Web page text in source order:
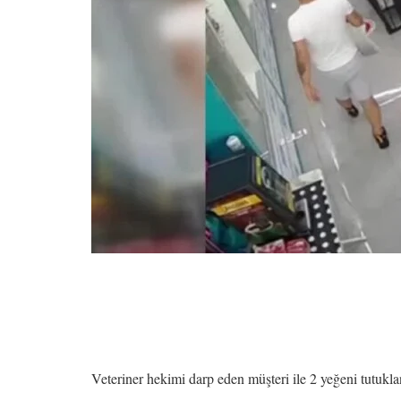
Veteriner hekimi darp eden müşteri ile 2 yeğeni